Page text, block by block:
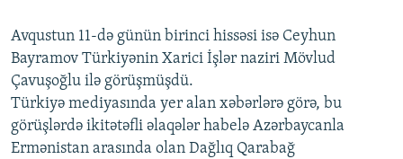
Avqustun 11-də günün birinci hissəsi isə Ceyhun
Bayramov Türkiyənin Xarici İşlər naziri Mövlud
Çavuşoğlu ilə görüşmüşdü.
Türkiyə mediyasında yer alan xəbərlərə görə, bu
görüşlərdə ikitətəfli əlaqələr habelə Azərbaycanla
Ermənistan arasında olan Dağlıq Qarabağ